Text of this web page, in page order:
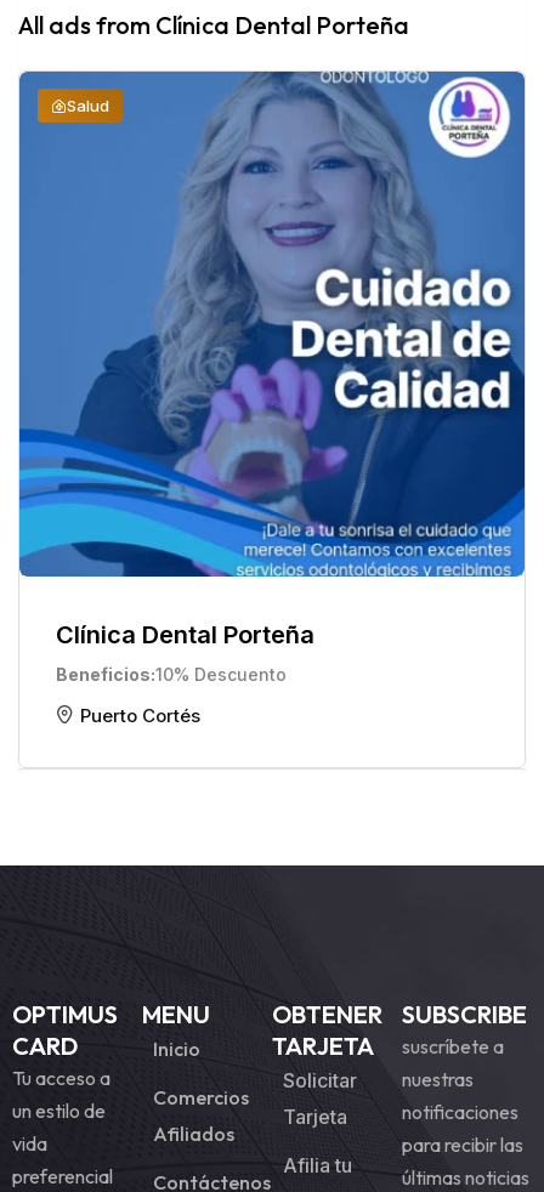
All ads from Clínica Dental Porteña
Clínica Dental Porteña
Beneficios 10% Descuento
Salud
Puerto Cortés
OPTIMUS
CARD
Tu acceso a
un estilo de
vida
preferencial
MENU
Inicio
Comercios
Afiliados
Contáctenos
OBTENER
TARJETA
Solicitar
Tarjeta
Afilia tu
SUBSCRIBE
suscríbete a
nuestras
notificaciones
para recibir las
últimas noticias